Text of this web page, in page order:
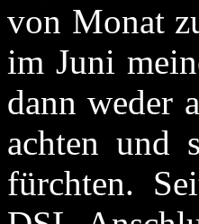
von Monat
im Juni
dann weder
achten und
fürchten.